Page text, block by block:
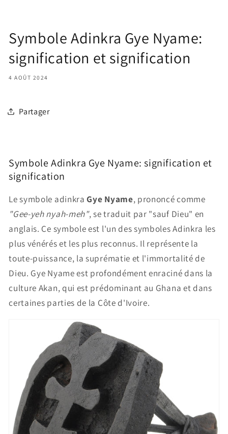
Symbole Adinkra Gye Nyame:
signification et signification
4 AOÛT 2024
Partager
Symbole Adinkra Gye Nyame: signification et
signification
Le symbole adinkraGye Nyame, prononcé comme
"Gee-yeh nyah-meh", se traduit par "sauf Dieu" en
anglais. Ce symbole est l'un des symboles Adinkra les
plus vénérés et les plus reconnus. Il représente la
toute-puissance, la suprématie et l'immortalité de
Dieu. Gye Nyame est profondément enraciné dans la
culture Akan, qui est prédominant au Ghana et dans
certaines parties de la Côte d'Ivoire.